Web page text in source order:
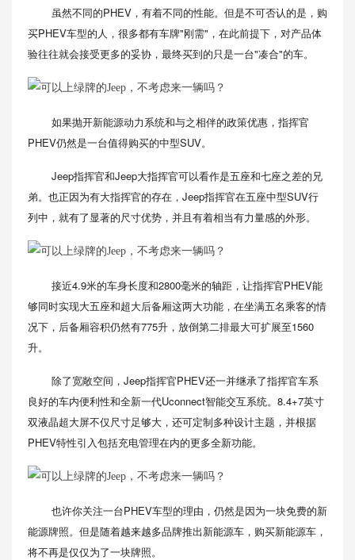
虽然不同的PHEV，有着不同的性能。但是不可否认的是，购
买PHEV车型的人，很多都有车牌"刚需"，在此前提下，对产品体
验往往就会接受更多的妥协，最终买到的只是一台"凑合"的车。
如果抛开新能源动力系统和与之相伴的政策优惠，指挥官
PHEV仍然是一台值得购买的中型SUV。
Jeep指挥官和Jeep大指挥官可以看作是五座和七座之差的兄
弟。也正因为有大指挥官的存在，Jeep指挥官在五座中型SUV行
列中，就有了显著的尺寸优势，并且有着相当有力量感的外形。
接近4.9米的车身长度和2800毫米的轴距，让指挥官PHEV能
够同时实现大五座和超大后备厢这两大功能，在坐满五名乘客的情
况下，后备厢容积仍然有775升，放倒第二排最大可扩展至1560
升。
除了宽敞空间，Jeep指挥官PHEV还一并继承了指挥官车系
良好的车内便利性和全新一代Uconnect智能交互系统。8.4+7英寸
双液晶超大屏不仅尺寸足够大，还可定制多种设计主题，并根据
PHEV特性引入包括充电管理在内的更多全新功能。
也许你关注一台PHEV车型的理由，仍然是因为一块免费的新
能源牌照。但是随着越来越多品牌推出新能源车，购买新能源车，
将不再是仅仅为了一块牌照。